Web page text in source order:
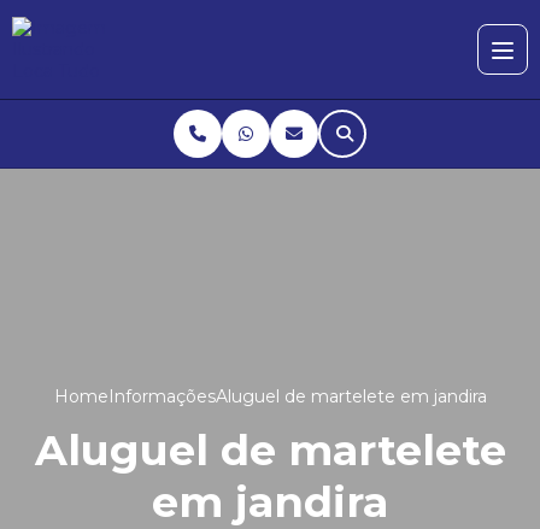
HomeInformaçõesAluguel de martelete em jandira
Aluguel de martelete
em jandira